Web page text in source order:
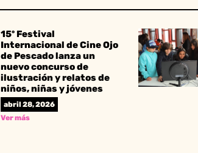
15º Festival
Internacional de Cine Ojo
de Pescado lanza un
nuevo concurso de
ilustración y relatos de
niños, niñas y jóvenes
abril 28, 2026
Ver más